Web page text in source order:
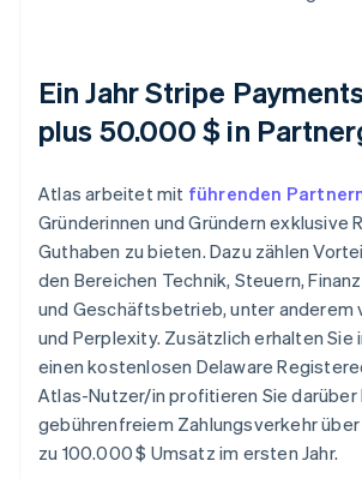
Ein Jahr Stripe
plus 50.000 $ in
Atlas arbeitet mit führenden
Gründerinnen und Gründern exklusive
Guthaben zu bieten. Dazu zählen
den Bereichen Technik, Steuern,
und Geschäftsbetrieb, unter anderem
und Perplexity. Zusätzlich erhalten Sie
einen kostenlosen Delaware
Atlas-Nutzer/in profitieren Sie darüber
gebührenfreiem Zahlungsverkehr
zu 100.000 $ Umsatz im ersten Jahr.